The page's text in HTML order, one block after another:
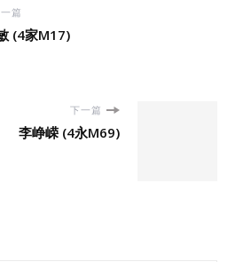
一篇
(4家M17)
下一篇
李峥嵘 (4永M69)